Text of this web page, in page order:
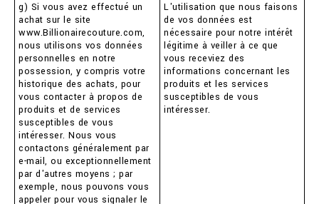
g) Si vous avez effectué un
achat sur le site
www.Billionairecouture.com,
nous utilisons vos données
personnelles en notre
possession, y compris votre
historique des achats, pour
vous contacter à propos de
produits et de services
susceptibles de vous
intéresser. Nous vous
contactons généralement par
e-mail, ou exceptionnellement
par d'autres moyens ; par
exemple, nous pouvons vous
appeler pour vous signaler le
L'utilisation que nous faisons
de vos données est
nécessaire pour notre intérêt
légitime à veiller à ce que
vous receviez des
informations concernant les
produits et les services
susceptibles de vous
intéresser.